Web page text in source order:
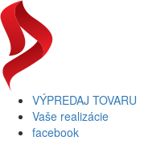
VÝPREDAJ TOVARU
Vaše realizácie
facebook